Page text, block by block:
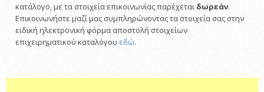
κατάλογο, με τα στοιχεία επικοινωνίας παρέχεται δωρεάν.
Επικοινωνήστε μαζί μας συμπληρώνοντας τα στοιχεία σας στην
ειδική ηλεκτρονική φόρμα αποστολή στοιχείων
επιχειρηματικού καταλόγου εδώ.